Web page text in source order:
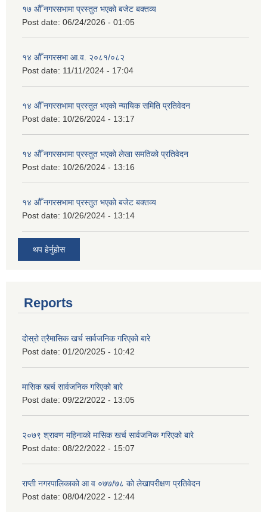
१७ औँ नगरसभामा प्रस्तुत भएको बजेट बक्तव्य
Post date: 06/24/2026 - 01:05
१४ औँ नगरसभा आ.व. २०८१/०८२
Post date: 11/11/2024 - 17:04
१४ औँ नगरसभामा प्रस्तुत भएको न्यायिक समिति प्रतिवेदन
Post date: 10/26/2024 - 13:17
१४ औँ नगरसभामा प्रस्तुत भएको लेखा समतिको प्रतिवेदन
Post date: 10/26/2024 - 13:16
१४ औँ नगरसभामा प्रस्तुत भएको बजेट बक्तव्य
Post date: 10/26/2024 - 13:14
थप हेर्नुहोस
Reports
दोस्रो त्रैमासिक खर्च सार्वजनिक गरिएको बारे
Post date: 01/20/2025 - 10:42
मासिक खर्च सार्वजनिक गरिएको बारे
Post date: 09/22/2022 - 13:05
२०७९ श्रावण महिनाको मासिक खर्च सार्वजनिक गरिएको बारे
Post date: 08/22/2022 - 15:07
राप्ती नगरपालिकाको आ व ०७७/७८ को लेखापरीक्षण प्रतिवेदन
Post date: 08/04/2022 - 12:44